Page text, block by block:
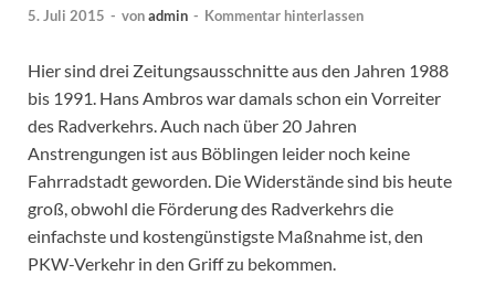
5. Juli 2015 - vonadmin - Kommentar hinterlassen
Hier sind drei Zeitungsausschnitte aus den Jahren 1988
bis 1991. Hans Ambros war damals schon ein Vorreiter
des Radverkehrs. Auch nach über 20 Jahren
Anstrengungen ist aus Böblingen leider noch keine
Fahrradstadt geworden. Die Widerstände sind bis heute
groß, obwohl die Förderung des Radverkehrs die
einfachste und kostengünstigste Maßnahme ist, den
PKW-Verkehr in den Griff zu bekommen.